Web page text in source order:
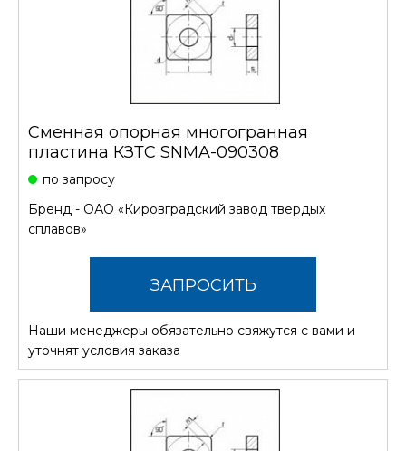
Сменная опорная многогранная
пластина КЗТС SNMA-090308
по запросу
Бренд - ОАО «Кировградский завод твердых
сплавов»
ЗАПРОСИТЬ
СТОИМОСТЬ
Наши менеджеры обязательно свяжутся с вами и
уточнят условия заказа